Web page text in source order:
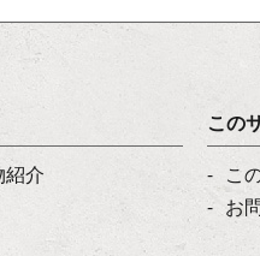
紹介
この
こ
お